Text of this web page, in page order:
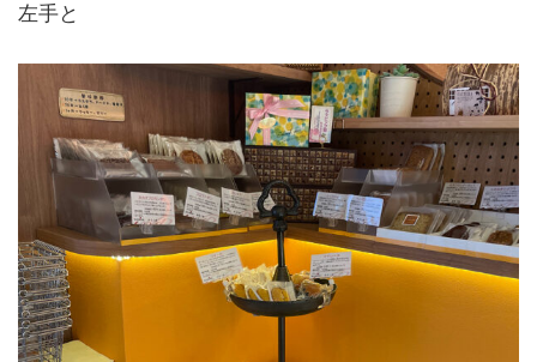
左手と